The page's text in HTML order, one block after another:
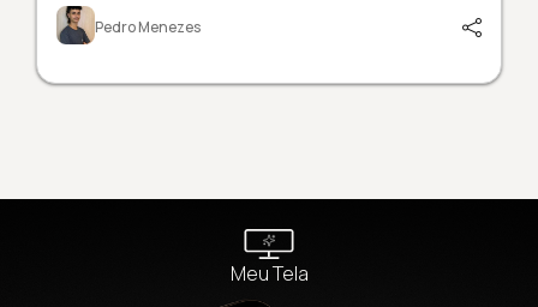
Pedro Menezes
Meu Tela